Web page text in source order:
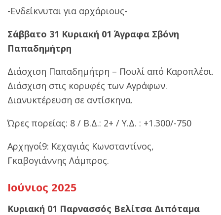
-Ενδείκνυται για αρχάριους-
Σάββατο 31 Κυριακή 01 Άγραφα Σβόνη
Παπαδημήτρη
Διάσχιση Παπαδημήτρη – Πουλί από Καροπλέσι.
Διάσχιση στις κορυφές των Αγράφων.
Διανυκτέρευση σε αντίσκηνα.
Ώρες πορείας: 8 / Β.Δ.: 2+ / Υ.Δ. : +1.300/-750
Αρχηγοί9: Κεχαγιάς Κωνσταντίνος,
Γκαβογιάννης Λάμπρος.
Ιούνιος 2025
Κυριακή 01 Παρνασσός Βελίτσα Διπόταμα